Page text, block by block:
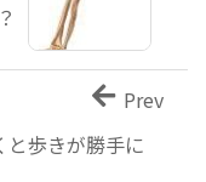
と歩きが勝手に
Prev